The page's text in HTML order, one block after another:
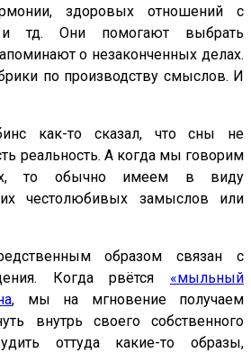
здоровых отношений с
тд. Они помогают выбрать
о незаконченных делах.
по производству смыслов. И
как-то сказал, что сны не
реальность. А когда мы говорим
то обычно имеем в виду
честолюбивых замыслов или
образом связан с
Когда рвётся «мыльный
, мы на мгновение получаем
внутрь своего собственного
оттуда какие-то образы,